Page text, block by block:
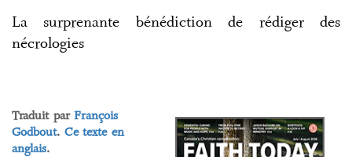
La surprenante bénédiction de rédiger des
nécrologies
Traduit par François
Godbout. Ce texte en
anglais.